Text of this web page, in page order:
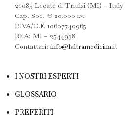
20085 Locate di Triulzi (MI) – Italy
Cap. Soc. € 20.000 i.v.
P.IVA/C.F. 10607740965
REA: MI – 2544938
Contattaci: info@laltramedicina.it
I NOSTRI ESPERTI
GLOSSARIO
PREFERITI